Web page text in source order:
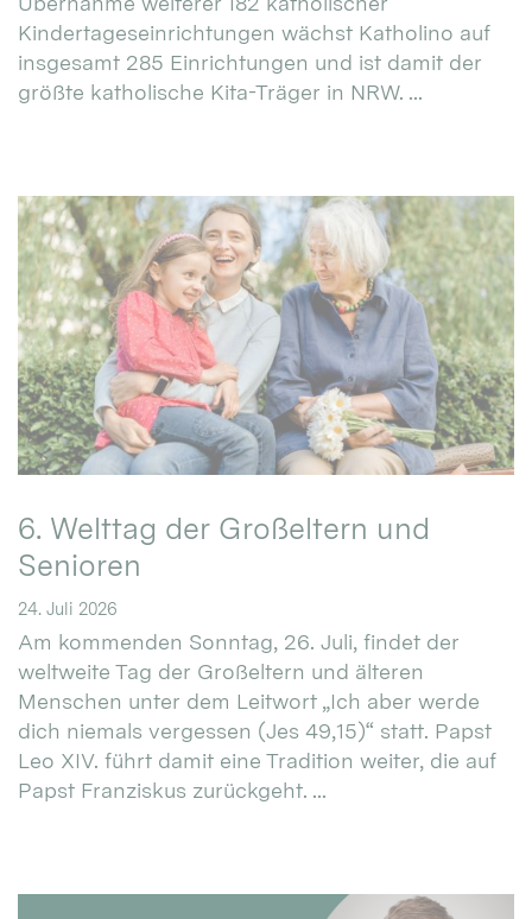
Kindertageseinrichtungen wächst Katholino auf
insgesamt 285 Einrichtungen und ist damit der
größte katholische Kita-Träger in NRW. ...
6. Welttag der Großeltern und
Senioren
24. Juli 2026
Am kommenden Sonntag, 26. Juli, findet der
weltweite Tag der Großeltern und älteren
Menschen unter dem Leitwort „Ich aber werde
dich niemals vergessen (Jes 49,15)“ statt. Papst
Leo XIV. führt damit eine Tradition weiter, die auf
Papst Franziskus zurückgeht. ...